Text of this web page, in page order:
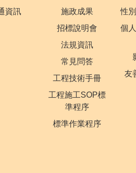
資訊
施政成果
招標說明會
法規資訊
常見問答
工程技術手冊
工程施工SOP標
準程序
標準作業程序
性
個
友